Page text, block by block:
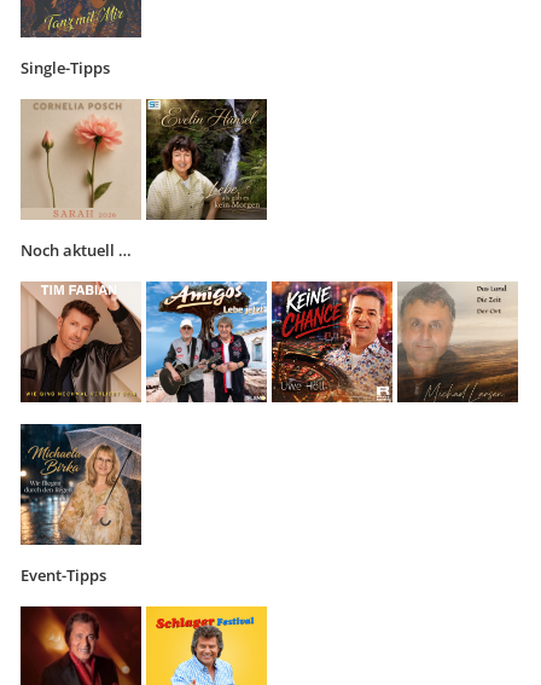
Single-Tipps
Noch aktuell …
Event-Tipps